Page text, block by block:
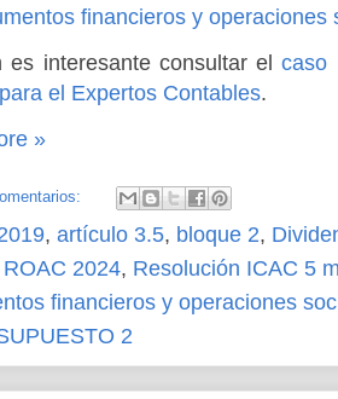
financieros y operaciones
es interesante consultar elcaso
el Expertos Contables.
»
, artículo 3.5, bloque 2,
2024, Resolución ICAC 5
financieros y operaciones
2